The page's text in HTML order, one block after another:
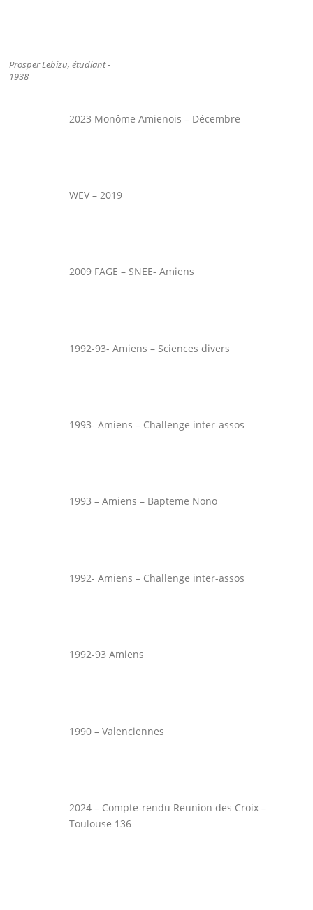
Prosper Lebizu, étudiant -
1938
2023 Monôme Amienois – Décembre
WEV – 2019
2009 FAGE – SNEE- Amiens
1992-93- Amiens – Sciences divers
1993- Amiens – Challenge inter-assos
1993 – Amiens – Bapteme Nono
1992- Amiens – Challenge inter-assos
1992-93 Amiens
1990 – Valenciennes
2024 – Compte-rendu Reunion des Croix –
Toulouse 136